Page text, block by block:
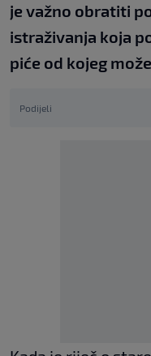
je važno obratiti
istraživanja koja
piće od kojeg
Podijeli